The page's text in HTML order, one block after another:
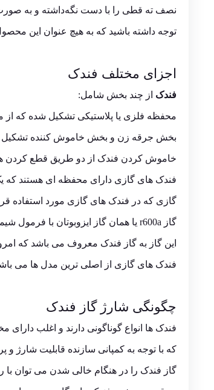
نصف ته قطی را با دست نگه‌داشته و به
توجه داشته باشید که به هیچ عنوان این محصول را در
اجزای مختلف فندک
فندک از چند بخش شامل:
محفظه فلزی یا پلاستیکی تشکیل شده که از
بخش جرقه زن و بخش خاموش کننده
خاموش کردن فندک از دو طریق قطع
فندک های گازی دارای محفظه ای هستند که
گازی که در فندک های گازی مورد استفاده
گاز r600a یا همان گاز ایزوبوتان با فرمول شیمیایی ISO-C4H10 از گازهای طبیعی بوده و به دلیل سرمادهی بالا کمتر مورد استفاده قرار می گیرد،
این گاز به گاز فندک معروف می باشد که
فندک های گازی از اصلی ترین مدل ها می
چگونگی شارژ گاز فندک
فندک ها انواع گوناگونی دارند و اغلب
که با توجه به کمپانی سازنده قابلیت شارژ و
گاز فندک را در هنگام خالی شدن می توان با